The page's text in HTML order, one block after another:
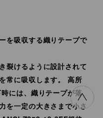
を吸収する織りテープで
裂けるように設計されて
常に吸収します。 高所
には、織りテープが落
を一定の大きさまで小さ